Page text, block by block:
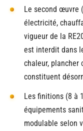
Le second œuvre
électricité,
vigueur de la
est interdit dans
chaleur, plancher
constituent
Les finitions (8 à
équipements
modulable selon